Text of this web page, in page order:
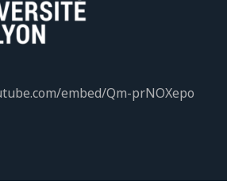
embed/Qm-prNOXepo